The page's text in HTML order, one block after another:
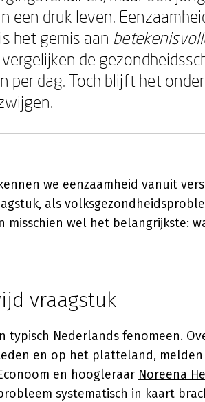
een druk leven.
het gemis aan
de
per dag. Toch blijft het
we eenzaamheid vanuit
als
misschien wel het belangrijkste:
vraagstuk
typisch Nederlands fenomeen.
en op het platteland, melden
en hoogleraar Noreena
systematisch in kaart